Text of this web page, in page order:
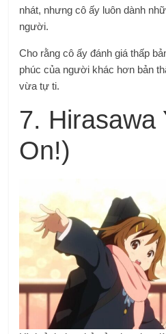
nhát, nhưng cô ấy luôn dành
người.
Cho rằng cô ấy đánh giá thấp
phúc của người khác hơn bản
vừa tự ti.
7. Hirasawa
On!)